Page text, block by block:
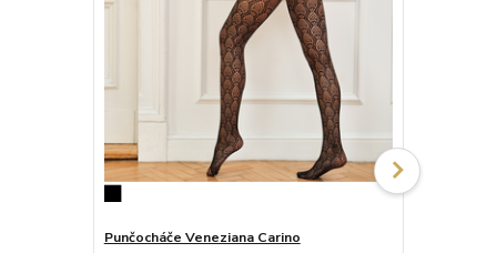
Punčocháče Veneziana Carino